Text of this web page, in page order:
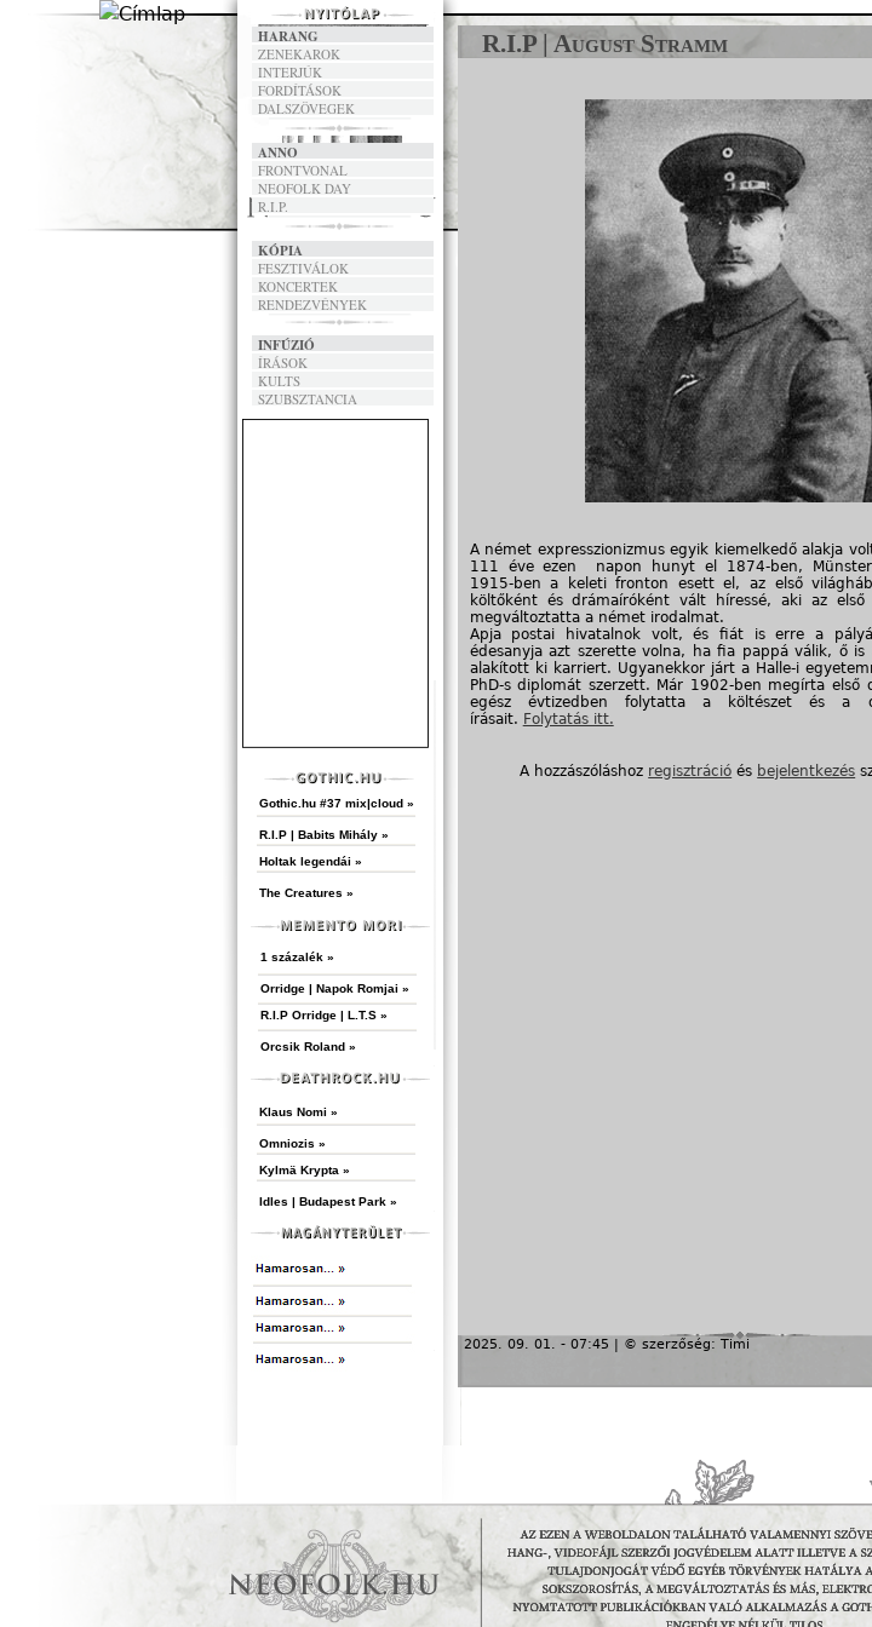
Jump to
R.I.P | August Stramm
A német expresszionizmus egyik kiemelkedő alakja
111 éve ezen napon hunyt el 1874-ben,
1915-ben a keleti fronton esett el, az első
költőként és drámaíróként vált híressé, aki az első
megváltoztatta a német irodalmat.
Apja postai hivatalnok volt, és fiát is erre a
édesanyja azt szerette volna, ha fia pappá válik, ő is
alakított ki karriert. Ugyanekkor járt a Halle-i
PhD-s diplomát szerzett. Már 1902-ben megírta első
egész évtizedben folytatta a költészet és a
írásait. Folytatás itt.
A hozzászóláshoz regisztráció és bejelentkezés
2025. 09. 01. - 07:45 | © szerzőség: Timi
HARANG
ZENEKAROK
INTERJÚK
FORDÍTÁSOK
DALSZÖVEGEK
ANNO
FRONTVONAL
NEOFOLK DAY
R.I.P.
KÓPIA
FESZTIVÁLOK
KONCERTEK
RENDEZVÉNYEK
INFÚZIÓ
ÍRÁSOK
KULTS
SZUBSZTANCIA
Gothic.hu #37 mix|cloud »
R.I.P | Babits Mihály »
Holtak legendái »
The Creatures »
1 százalék »
Orridge | Napok Romjai »
R.I.P Orridge | L.T.S »
Orcsik Roland »
Klaus Nomi »
Omniozis »
Kylmä Krypta »
Idles | Budapest Park »